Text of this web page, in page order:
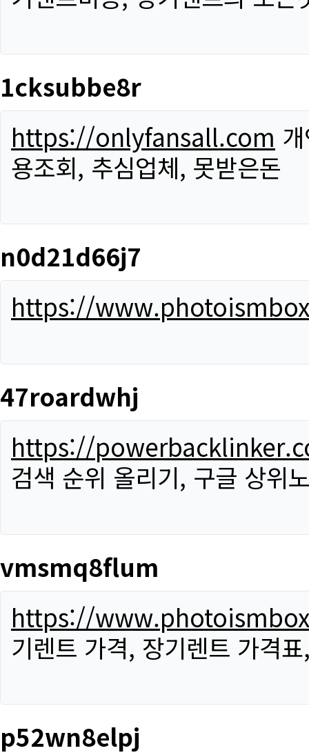
1cksubbe8r
https://onlyfansall.com
용조회, 추심업체, 못받은돈
n0d21d66j7
https://
47roardwhj
https://
검색 순위 올리기, 구글 상위
vmsmq8flum
https://
기렌트 가격, 장기렌트 가격
p52wn8elpj